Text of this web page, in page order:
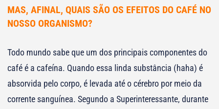
MAS, AFINAL, QUAIS SÃO OS EFEITOS DO CAFÉ NO
NOSSO ORGANISMO?
Todo mundo sabe que um dos principais componentes do
café é a cafeína. Quando essa linda substância (haha) é
absorvida pelo corpo, é levada até o cérebro por meio da
corrente sanguínea. Segundo a Superinteressante, durante